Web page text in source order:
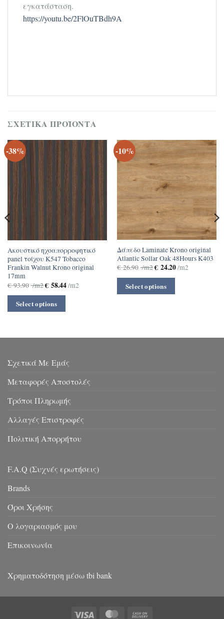
εγκατάσταση.
https://youtu.be/2FlOuTBdh9A
ΣΧΕΤΙΚΆ ΠΡΟΪΌΝΤΑ
-38%
Ακουστικό ηχοαπορροφητικό
panel τοίχου Κ547 Tobacco
Frankin Walnut Krono original
17mm
€93.90 /m2€58.44/m2
Select options
-10%
Δάπεδο Laminate Krono original
Αtlantic Sollar Oak 48Hours K403
€26.90 /m2€24.20/m2
Select options
Σχετικά Με Εμάς
Μεταφορές Αποστολές
Τρόποι Πληρωμής
Αλλαγές Επιστροφές
Πολιτική Απορρήτου
F.A.Q (Συχνές ερωτήσεις)
Brands
Όροι Χρήσης
Ο λογαριασμός μου
Επικοινωνία
Χρηματοδότηση μέσω tbi bank
Visa MasterCard